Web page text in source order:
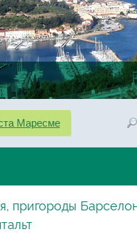
Маресме
пригороды